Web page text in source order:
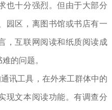
也十分强烈。但由于大部分
园区，离图书馆或书店有一
，互联网阅读和纸质阅读成
的问题。
讯工具，在外来工群体中的
现文本阅读功能。有调查分